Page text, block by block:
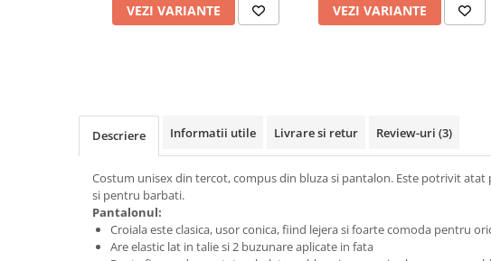
VEZI VARIANTE VEZI VARIANTE
Descriere Informatii utile Livrare si retur Review-uri (3)
Costum unisex din tercot, compus din bluza si pantalon. Este potrivit atat
si pentru barbati.
Pantalonul:
Croiala este clasica, usor conica, fiind lejera si foarte comoda pentru
Are elastic lat in talie si 2 buzunare aplicate in fata